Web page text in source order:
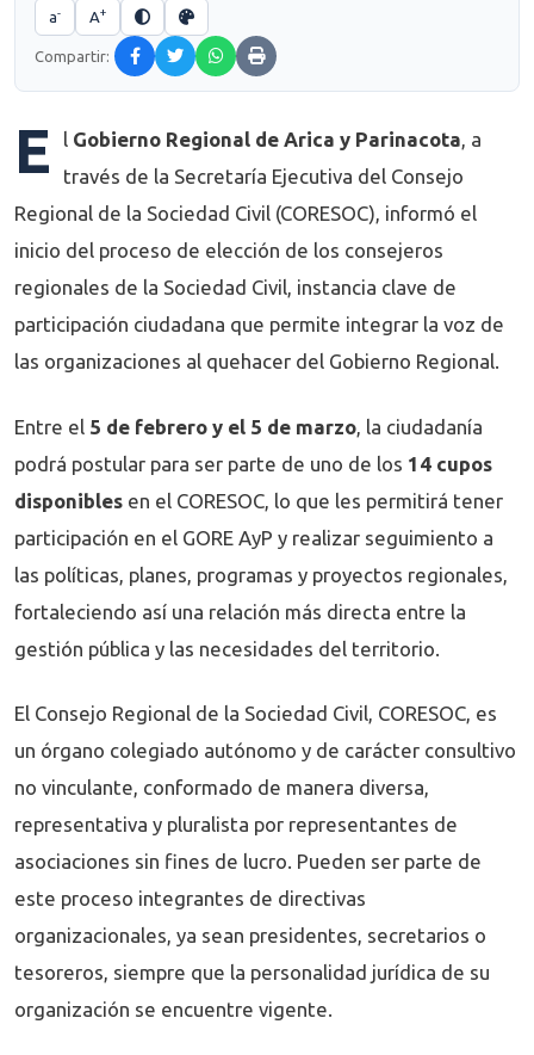
a- A+
Compartir:
E l Gobierno Regional de Arica y Parinacota, a
través de la Secretaría Ejecutiva del Consejo
Regional de la Sociedad Civil (CORESOC), informó el
inicio del proceso de elección de los consejeros
regionales de la Sociedad Civil, instancia clave de
participación ciudadana que permite integrar la voz de
las organizaciones al quehacer del Gobierno Regional.
Entre el 5 de febrero y el 5 de marzo , la ciudadanía
podrá postular para ser parte de uno de los 14 cupos
disponibles en el CORESOC, lo que les permitirá tener
participación en el GORE AyP y realizar seguimiento a
las políticas, planes, programas y proyectos regionales,
fortaleciendo así una relación más directa entre la
gestión pública y las necesidades del territorio.
El Consejo Regional de la Sociedad Civil, CORESOC, es
un órgano colegiado autónomo y de carácter consultivo
no vinculante, conformado de manera diversa,
representativa y pluralista por representantes de
asociaciones sin fines de lucro. Pueden ser parte de
este proceso integrantes de directivas
organizacionales, ya sean presidentes, secretarios o
tesoreros, siempre que la personalidad jurídica de su
organización se encuentre vigente.